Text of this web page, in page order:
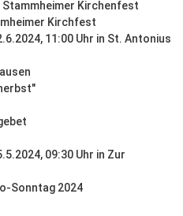
Stammheimer Kirchenfest
Kirchfest
11:00 Uhr in St. Antonius
09:30 Uhr in Zur
Sonntag 2024